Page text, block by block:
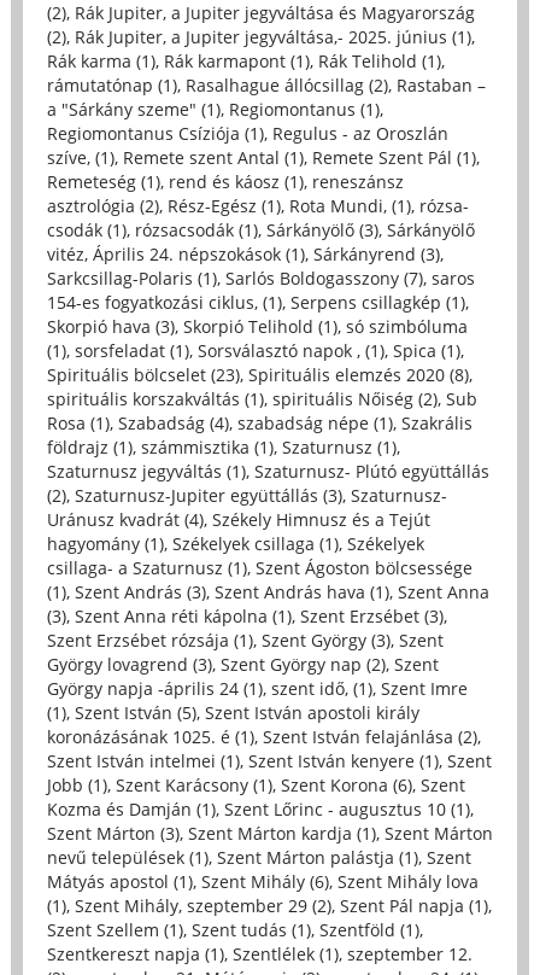
(2), Rák Jupiter, a Jupiter jegyváltása és Magyarország
(2), Rák Jupiter, a Jupiter jegyváltása,- 2025. június (1),
Rák karma (1), Rák karmapont (1), Rák Telihold (1),
rámutatónap (1), Rasalhague állócsillag (2), Rastaban –
a "Sárkány szeme" (1), Regiomontanus (1),
Regiomontanus Csíziója (1), Regulus - az Oroszlán
szíve, (1), Remete szent Antal (1), Remete Szent Pál (1),
Remeteség (1), rend és káosz (1), reneszánsz
asztrológia (2), Rész-Egész (1), Rota Mundi, (1), rózsa-
csodák (1), rózsacsodák (1), Sárkányölő (3), Sárkányölő
vitéz, Április 24. népszokások (1), Sárkányrend (3),
Sarkcsillag-Polaris (1), Sarlós Boldogasszony (7), saros
154-es fogyatkozási ciklus, (1), Serpens csillagkép (1),
Skorpió hava (3), Skorpió Telihold (1), só szimbóluma
(1), sorsfeladat (1), Sorsválasztó napok , (1), Spica (1),
Spirituális bölcselet (23), Spirituális elemzés 2020 (8),
spirituális korszakváltás (1), spirituális Nőiség (2), Sub
Rosa (1), Szabadság (4), szabadság népe (1), Szakrális
földrajz (1), számmisztika (1), Szaturnusz (1),
Szaturnusz jegyváltás (1), Szaturnusz- Plútó együttállás
(2), Szaturnusz-Jupiter együttállás (3), Szaturnusz-
Uránusz kvadrát (4), Székely Himnusz és a Tejút
hagyomány (1), Székelyek csillaga (1), Székelyek
csillaga- a Szaturnusz (1), Szent Ágoston bölcsessége
(1), Szent András (3), Szent András hava (1), Szent Anna
(3), Szent Anna réti kápolna (1), Szent Erzsébet (3),
Szent Erzsébet rózsája (1), Szent György (3), Szent
György lovagrend (3), Szent György nap (2), Szent
György napja -április 24 (1), szent idő, (1), Szent Imre
(1), Szent István (5), Szent István apostoli király
koronázásának 1025. é (1), Szent István felajánlása (2),
Szent István intelmei (1), Szent István kenyere (1), Szent
Jobb (1), Szent Karácsony (1), Szent Korona (6), Szent
Kozma és Damján (1), Szent Lőrinc - augusztus 10 (1),
Szent Márton (3), Szent Márton kardja (1), Szent Márton
nevű települések (1), Szent Márton palástja (1), Szent
Mátyás apostol (1), Szent Mihály (6), Szent Mihály lova
(1), Szent Mihály, szeptember 29 (2), Szent Pál napja (1),
Szent Szellem (1), Szent tudás (1), Szentföld (1),
Szentkereszt napja (1), Szentlélek (1), szeptember 12.